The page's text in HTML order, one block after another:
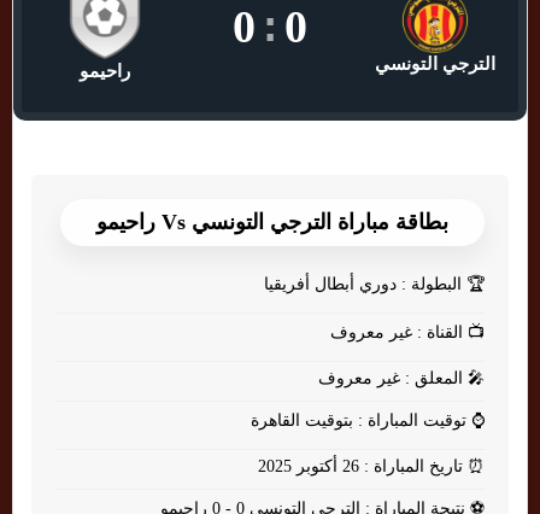
الترجي التونسي
0
:
0
راحيمو
بطاقة مباراة الترجي التونسي Vs راحيمو
🏆 البطولة : دوري أبطال أفريقيا
📺 القناة : غير معروف
🎤 المعلق : غير معروف
⌚ توقيت المباراة : بتوقيت القاهرة
⏰ تاريخ المباراة : 26 أكتوبر 2025
⚽ نتيجة المباراة : الترجي التونسي 0 - 0 راحيمو